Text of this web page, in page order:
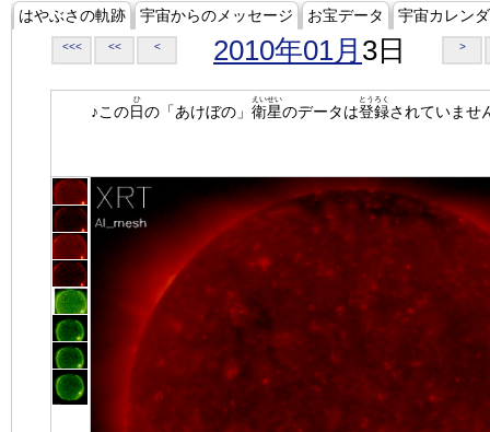
はやぶさの軌跡 宇宙からのメッセージ お宝データ 宇宙カレン
<<< << < 2010年01月 3日 >
♪この日
ひ
の「あけぼの」 衛星
えいせい
のデータは登録
とうろく
されていませ